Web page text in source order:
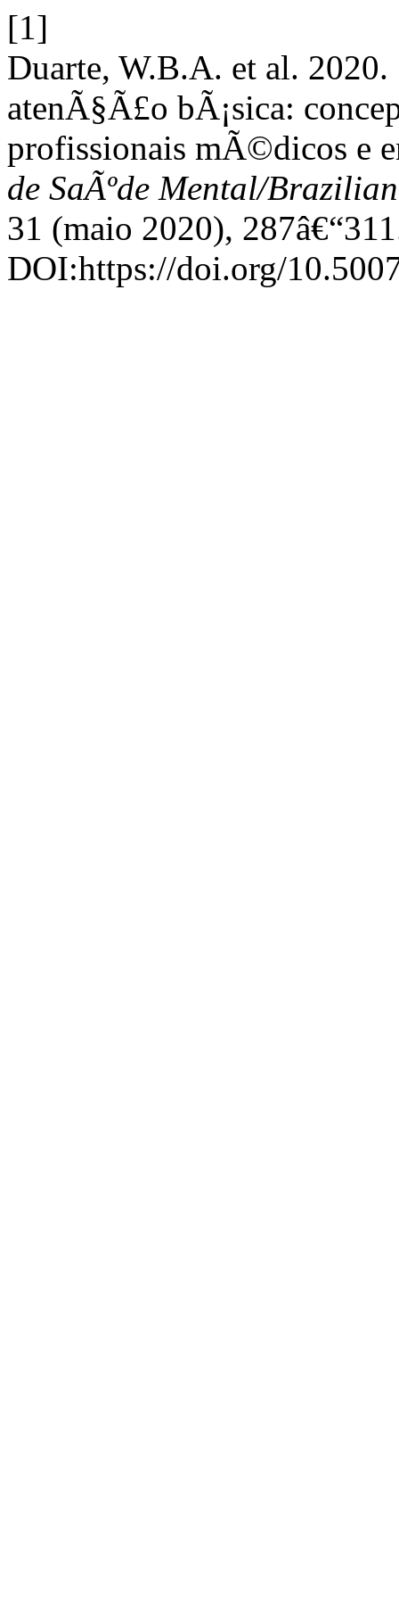
[1]
Duarte, W.B.A. et al.
atenÃ§Ã£o bÃ¡sica:
profissionais mÃ©dicos e
de SaÃºde Mental/
31 (maio 2020),
DOI:https://doi.org/